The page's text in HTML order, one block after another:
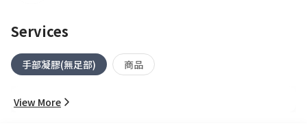
Services
手部凝膠(無足部) 商品
View More